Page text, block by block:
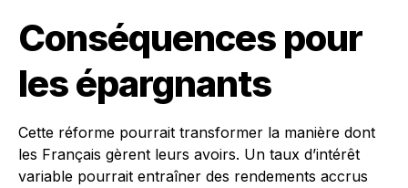
Conséquences pour
les épargnants
Cette réforme pourrait transformer la manière dont
les Français gèrent leurs avoirs. Un taux d’intérêt
variable pourrait entraîner des rendements accrus